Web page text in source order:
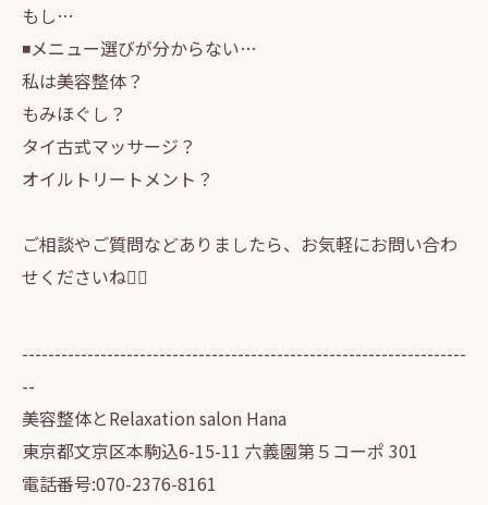
もし…
◾️メニュー選びが分からない…
私は美容整体？
もみほぐし？
タイ古式マッサージ？
オイルトリートメント？
ご相談やご質問などありましたら、お気軽にお問い合わ
せくださいね🙆‍♀️
--------------------------------------------------------------------
--
美容整体とRelaxation salon Hana
東京都文京区本駒込6-15-11 六義園第５コーポ 301
電話番号:070-2376-8161